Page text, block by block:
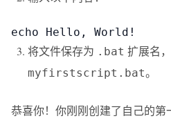
echo Hello, World!
将文件保存为 .bat 扩展名
myfirstscript.bat。
恭喜你！你刚刚创建了自己的第